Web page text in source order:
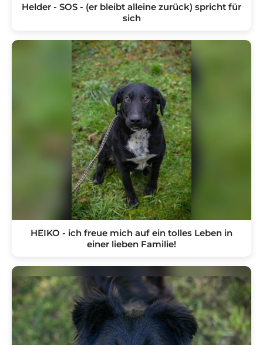
Helder - SOS - (er bleibt alleine zurück) spricht für
sich
HEIKO - ich freue mich auf ein tolles Leben in
einer lieben Familie!